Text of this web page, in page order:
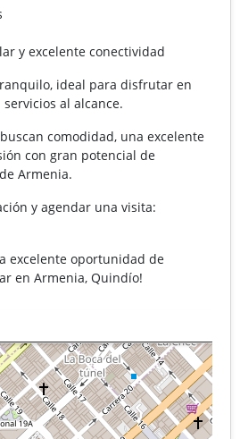
y excelente conectividad
ideal para disfrutar en
al alcance.
comodidad, una excelente
con gran potencial de
Armenia.
y agendar una visita:
excelente oportunidad de
en Armenia, Quindío!